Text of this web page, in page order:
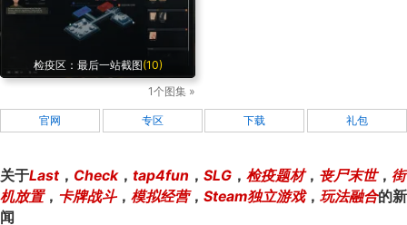
检疫区：最后一站截图(10)
1个图集 »
官网 专区 下载 礼包
关于Last， Check， tap4fun ， SLG ， 检疫题材， 丧尸末世， 街
机放置， 卡牌战斗， 模拟经营， Steam独立游戏， 玩法融合的新
闻